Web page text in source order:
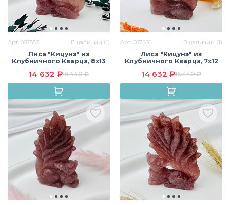
Арт. 087553 В наличии (1)
Лиса "Кицунэ" из
Клубничного Кварца, 8х13
14 632 ₽16 440 ₽
Арт. 087550 В наличии (1)
Лиса "Кицунэ" из
Клубничного Кварца, 7х12
14 632 ₽16 440 ₽